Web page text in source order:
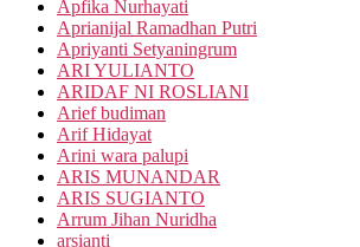
Apfika Nurhayati
Aprianijal Ramadhan Putri
Apriyanti Setyaningrum
ARI YULIANTO
ARIDAF NI ROSLIANI
Arief budiman
Arif Hidayat
Arini wara palupi
ARIS MUNANDAR
ARIS SUGIANTO
Arrum Jihan Nuridha
arsianti